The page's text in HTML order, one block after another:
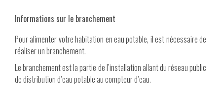
Informations sur le branchement
Pour alimenter votre habitation en eau potable, il est nécessaire de
réaliser un branchement.
Le branchement est la partie de l’installation allant du réseau public
de distribution d’eau potable au compteur d’eau.